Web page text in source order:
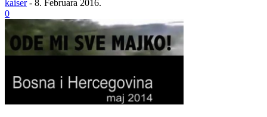
kaiser - 8. Februara 2016.
0